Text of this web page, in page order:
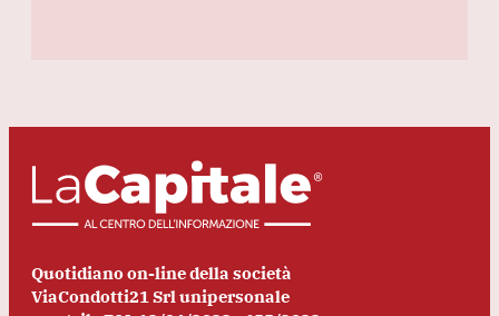
Quotidiano on-line della società
ViaCondotti21 Srl unipersonale